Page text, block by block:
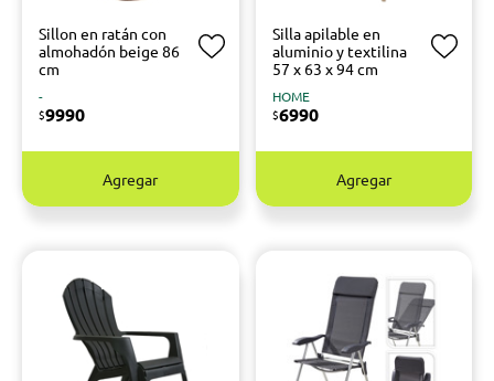
Sillon en ratán con
almohadón beige 86
cm
-
$9990
Agregar
Silla apilable en
aluminio y textilina
57 x 63 x 94 cm
HOME
$6990
Agregar